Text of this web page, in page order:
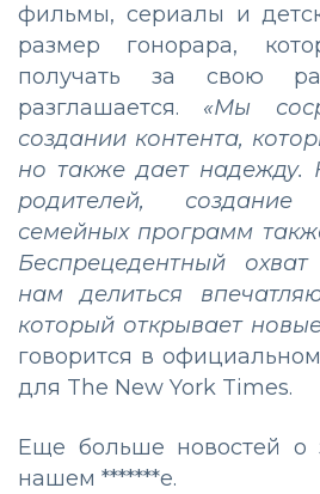
фильмы, сериалы и
размер гонорара,
получать за свою
разглашается. «Мы
создании контента,
но также дает надежду.
родителей, создание
семейных программ
Беспрецедентный
нам делиться
который открывает
говорится в
для The New York Times.
Еще больше новостей о
нашем *******е.